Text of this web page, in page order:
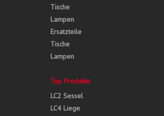
Tische
Lampen
Ersatzteile
Tische
Lampen
Top Produkte
LC2 Sessel
LC4 Liege